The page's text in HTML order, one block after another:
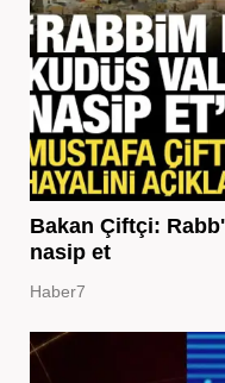
Bakan Çiftçi:
nasip et
Haber7